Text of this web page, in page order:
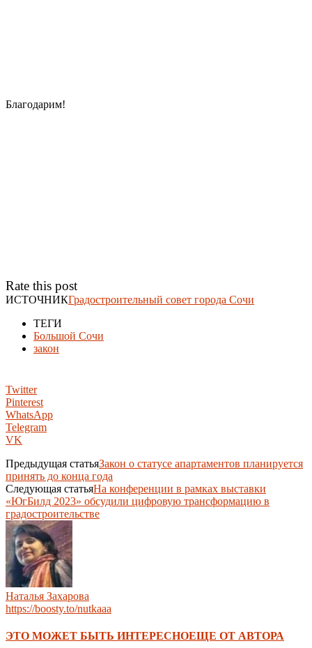
Благодарим!
Rate this post
ИСТОЧНИКГрадостроительный совет города Сочи
ТЕГИ
Большой Сочи
закон
Twitter
Pinterest
WhatsApp
Telegram
VK
Предыдущая статьяЗакон о статусе апартаментов планируется
принять до конца года
Следующая статьяНа конференции в рамках выставки
«ЮгБилд 2023» обсудили цифровую трансформацию в
градостроительстве
Наталья Захарова
https://boosty.to/nutkaaa
ЭТО МОЖЕТ БЫТЬ ИНТЕРЕСНОЕЩЕ ОТ АВТОРА